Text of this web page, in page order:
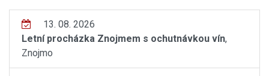
13. 08. 2026
Letní procházka Znojmem s ochutnávkou vín,
Znojmo